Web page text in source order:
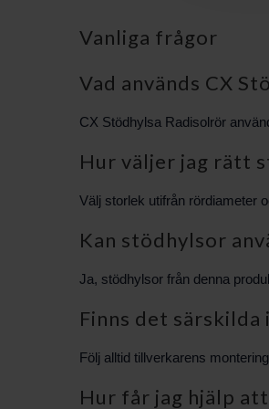
Vanliga frågor
Vad används CX
CX Stödhylsa Radisolrör
Hur väljer jag rätt
Välj storlek utifrån rördiameter
Kan stödhylsor
Ja, stödhylsor från denna
Finns det
Följ alltid tillverkarens
Hur får jag hjälp